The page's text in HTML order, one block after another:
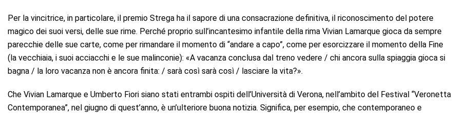
Per la vincitrice, in particolare, il premio Strega ha il sapore di una consacrazione definitiva, il riconoscimento del potere
magico dei suoi versi, delle sue rime. Perché proprio sull’incantesimo infantile della rima Vivian Lamarque gioca da sempre
parecchie delle sue carte, come per rimandare il momento di “andare a capo”, come per esorcizzare il momento della Fine
(la vecchiaia, i suoi acciacchi e le sue malinconie): «A vacanza conclusa dal treno vedere / chi ancora sulla spiaggia gioca si
bagna / la loro vacanza non è ancora finita: / sarà così sarà così / lasciare la vita?».
Che Vivian Lamarque e Umberto Fiori siano stati entrambi ospiti dell’Università di Verona, nell’ambito del Festival “Veronetta
Contemporanea”, nel giugno di quest’anno, è un’ulteriore buona notizia. Significa, per esempio, che contemporaneo e